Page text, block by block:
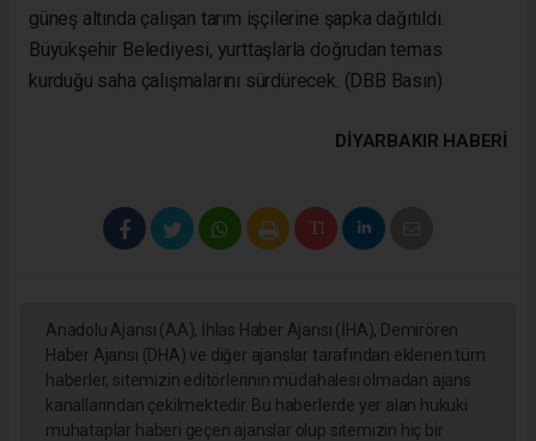
güneş altında çalışan tarım işçilerine şapka dağıtıldı.
Büyükşehir Belediyesi, yurttaşlarla doğrudan temas
kurduğu saha çalışmalarını sürdürecek. (DBB Basın)
DIYARBAKIR HABERİ
Anadolu Ajansı (AA), İhlas Haber Ajansı (İHA), Demirören
Haber Ajansı (DHA) ve diğer ajanslar tarafından eklenen tüm
haberler, sitemizin editörlerinin müdahalesi olmadan ajans
kanallarından çekilmektedir. Bu haberlerde yer alan hukuki
muhataplar haberi geçen ajanslar olup sitemizin hiç bir